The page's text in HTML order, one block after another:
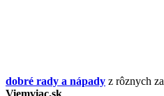
dobré rady a nápady z rôznych
Viemviac.sk